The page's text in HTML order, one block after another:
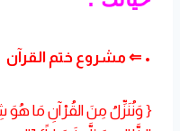
• ⇐ مشروع ختم القرآن
{ وَنُنَزِّلُ مِنَ القُرْآنِ مَا هُوَ